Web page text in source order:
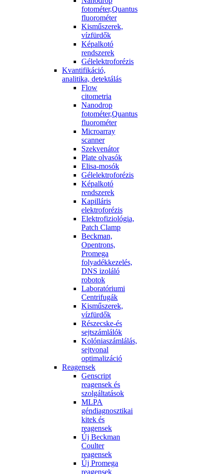
fotométer,Quantus
fluorométer
Kisműszerek,
vízfürdők
Képalkotó
rendszerek
Gélelektroforézis
Kvantifikáció,
analitika, detektálás
Flow
citometria
Nanodrop
fotométer,Quantus
fluorométer
Microarray
scanner
Szekvenátor
Plate olvasók
Elisa-mosók
Gélelektroforézis
Képalkotó
rendszerek
Kapilláris
elektroforézis
Elektrofiziológia,
Patch Clamp
Beckman,
Opentrons,
Promega
folyadékkezelés,
DNS izoláló
robotok
Laboratóriumi
Centrifugák
Kisműszerek,
vízfürdők
Részecske-és
sejtszámlálók
Kolóniaszámlálás,
sejtvonal
optimalizáció
Reagensek
Genscript
reagensek és
szolgáltatások
MLPA
géndiagnosztikai
kitek és
reagensek
Új Beckman
Coulter
reagensek
Új Promega
reagensek